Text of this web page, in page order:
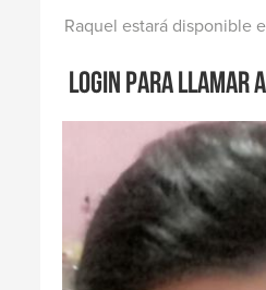
Raquel estará disponible
Login para llamar